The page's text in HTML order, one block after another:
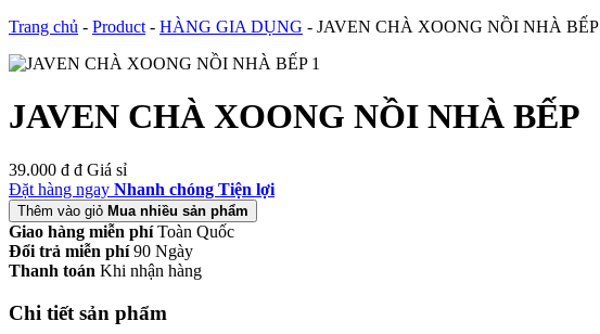
Trang chủ - Product - HÀNG GIA DỤNG - JAVEN CHÀ XOONG NỒI NHÀ BẾP
JAVEN CHÀ XOONG NỒI NHÀ BẾP
39.000 đ đ Giá sỉ
Đặt hàng ngay Nhanh chóng Tiện lợi
Thêm vào giỏ Mua nhiều sản phẩm
Giao hàng miễn phí Toàn Quốc
Đổi trả miễn phí 90 Ngày
Thanh toán Khi nhận hàng
Chi tiết sản phẩm